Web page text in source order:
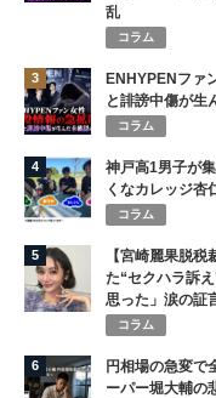
乱
コラム
3
ENHYPENファ
と誹謗中傷が生
コラム
4
神戸高1男子が
くなカレッジ杏
コラム
5
【宮崎麗果脱
た“セクハラ訴
思った」涙の証
コラム
6
円相場の急変で
ーパー堀大輔の